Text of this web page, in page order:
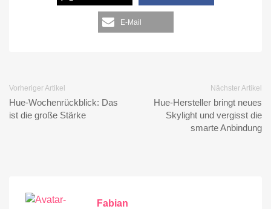
E-Mail
Vorheriger Artikel
Hue-Wochenrückblick: Das
ist die große Stärke
Nächster Artikel
Hue-Hersteller bringt neues
Skylight und vergisst die
smarte Anbindung
Fabian